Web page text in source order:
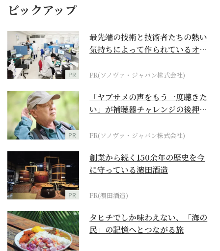
ピックアップ
PR
最先端の技術と技術者たちの熱い
気持ちによって作られているオー
PR(ソノヴァ・ジャパン株式会社)
PR
「ヤブサメの声をもう一度聴きた
い」が補聴器チャレンジの後押し
PR(ソノヴァ・ジャパン株式会社)
PR
創業から続く150余年の歴史を今
に守っている濵田酒造
PR(濵田酒造)
タヒチでしか味わえない、「海の
民」の記憶へとつながる旅